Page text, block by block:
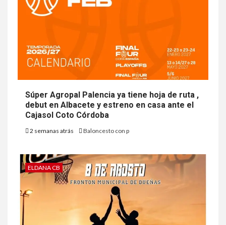
Súper Agropal Palencia ya tiene hoja de ruta ,
debut en Albacete y estreno en casa ante el
Cajasol Coto Córdoba
2 semanas atrás Baloncesto con p
ELDANA CB